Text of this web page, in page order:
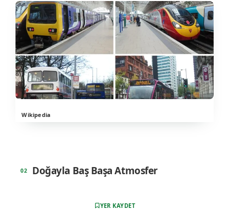
Wikipedia
Doğayla Baş Başa Atmosfer
YER KAYDET